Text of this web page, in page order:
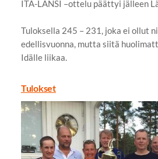
ITÄ-LÄNSI –ottelu päättyi jälleen
Tuloksella 245 – 231, joka ei ollut
edellisvuonna, mutta siitä
Idälle liikaa.
Tulokset